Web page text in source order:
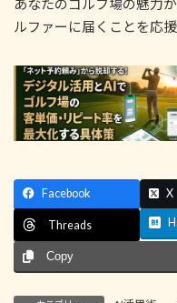
あなたのゴルフ場の魅力
ルファーに届くことを応
Facebook X
Threads
Copy